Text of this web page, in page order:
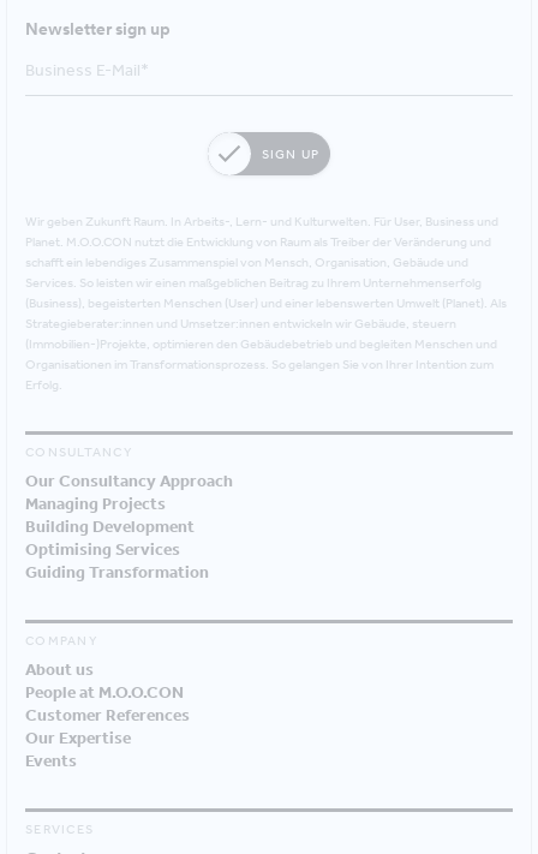
Newsletter sign up
SIGN UP
Wir geben Zukunft Raum. In Arbeits-, Lern- und Kulturwelten. Für User, Business und
Planet. M.O.O.CON nutzt die Entwicklung von Raum als Treiber der Veränderung und
schafft ein lebendiges Zusammenspiel von Mensch, Organisation, Gebäude und
Services. So leisten wir einen maßgeblichen Beitrag zu Ihrem Unternehmenserfolg
(Business), begeisterten Menschen (User) und einer lebenswerten Umwelt (Planet). Als
Strategieberater:innen und Umsetzer:innen entwickeln wir Gebäude, steuern
(Immobilien-)Projekte, optimieren den Gebäudebetrieb und begleiten Menschen und
Organisationen im Transformationsprozess. So gelangen Sie von Ihrer Intention zum
Erfolg.
CONSULTANCY
Our Consultancy Approach
Managing Projects
Building Development
Optimising Services
Guiding Transformation
COMPANY
About us
People at M.O.O.CON
Customer References
Our Expertise
Events
SERVICES